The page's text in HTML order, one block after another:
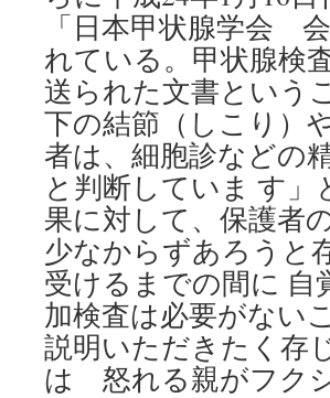
「日本甲状腺学会
れている。甲状腺検
送られた文書という
下の結節（しこり）
者は、細胞診などの
と判断していま す
果に対して、保護者
少なからずあろうと
受けるまでの間に 自
加検査は必要がない
説明いただきたく存
は 怒れる親がフク